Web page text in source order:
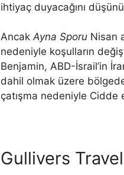
ihtiyaç duyacağını
AncakAyna Sporu Nisan
nedeniyle koşulların
Benjamin, ABD-İsrail’in
dahil olmak üzere
çatışma nedeniyle Cidde
Gullivers